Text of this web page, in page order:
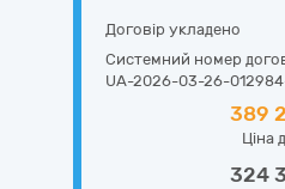
Договір укладено
Системний номер
UA-2026-03-26-
389
Ціна
324